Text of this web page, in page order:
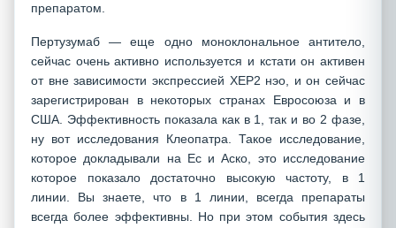
препаратом.
Пертузумаб — еще одно моноклональное антитело,
сейчас очень активно используется и кстати он активен
от вне зависимости экспрессией ХЕР2 нэо, и он сейчас
зарегистрирован в некоторых странах Евросоюза и в
США. Эффективность показала как в 1, так и во 2 фазе,
ну вот исследования Клеопатра. Такое исследование,
которое докладывали на Ес и Аско, это исследование
которое показало достаточно высокую частоту, в 1
линии. Вы знаете, что в 1 линии, всегда препараты
всегда более эффективны. Но при этом события здесь